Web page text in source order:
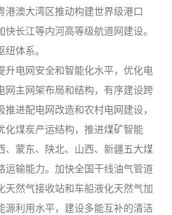
港澳大湾区推动构建世界级港口
长江等内河高等级航道网建设。
体系。
升电网安全和智能化水平，优化电
网主网架布局和结构，有序建设跨
进配电网改造和农村电网建设，
化煤炭产运结构，推进煤矿智能
、蒙东、陕北、山西、新疆五大煤
运输能力。加快全国干线油气管道
天然气接收站和车船液化天然气加
源利用水平，建设多能互补的清洁